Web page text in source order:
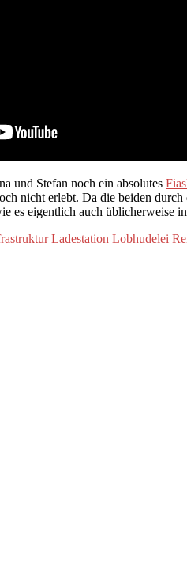
und Stefan noch ein absolutes
nicht erlebt. Da die beiden
es eigentlich auch
Ladestation Lobhudelei